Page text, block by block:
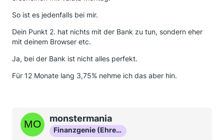
So ist es jedenfalls bei mir.
Dein Punkt 2. hat nichts mit der Bank zu tun, sondern eher
mit deinem Browser etc.
Ja, bei der Bank ist nicht alles perfekt.
Für 12 Monate lang 3,75% nehme ich das aber hin.
monstermania
Finanzgenie (Ehrenmitglied)